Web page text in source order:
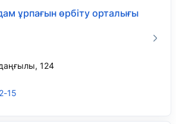
ұрпағын өрбіту орталығы
124
15